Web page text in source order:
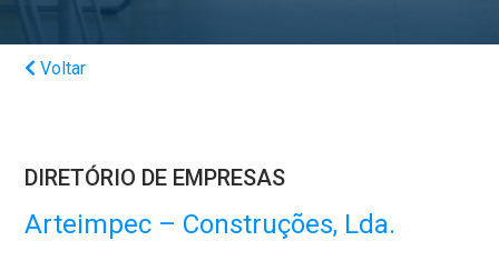
Voltar
DIRETÓRIO DE EMPRESAS
Arteimpec – Construções, Lda.